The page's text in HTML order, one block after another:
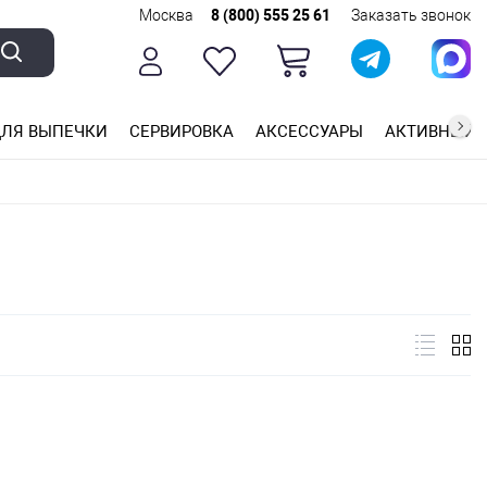
Москва 8 (800) 555 25 61 Заказать звонок
ВЫПЕЧКИ СЕРВИРОВКА АКСЕССУАРЫ АКТИВНЫЙ